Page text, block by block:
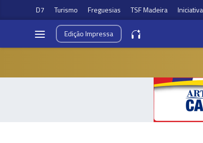
D7 Turismo Freguesias TSF Madeira
EdiçãoImpressa